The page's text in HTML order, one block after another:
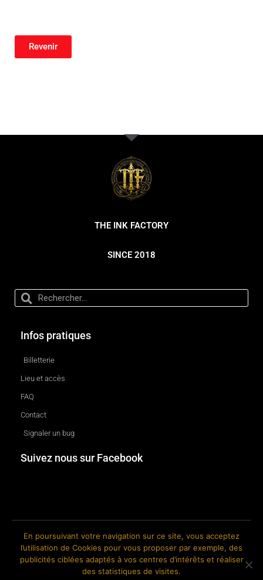
Revenir
THE INK FACTORY
SINCE 2018
Infos pratiques
Billetterie
Lieu et accès
FAQ
Contact
Signaler un bug
Suivez nous sur Facebook
© 2018-2026 The Ink Factory. Site web réalisé par Roland CAUVIN.
En poursuivant votre navigation sur ce site, vous acceptez
l’utilisation de Cookies pour vous proposer par exemple, des
publicités ciblées adaptés à vos centres d’intérêts et réaliser
des statistiques de visites.